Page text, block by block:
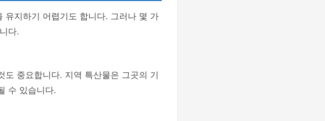
유지하기 어렵기도 합니다. 그러나 몇 가
다.
중요합니다. 지역 특산물은 그곳의 기
수 있습니다.